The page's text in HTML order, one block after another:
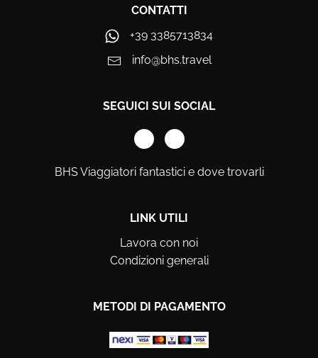
CONTATTI
+39 3385713834
info@bhs.travel
SEGUICI SUI SOCIAL
BHS Viaggiatori fantastici e dove trovarli
LINK UTILI
Lavora con noi
Condizioni generali
METODI DI PAGAMENTO